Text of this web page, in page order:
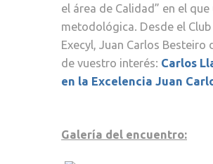
el área de Calidad” en el
metodológica. Desde el
Execyl, Juan Carlos
de vuestro interés: Carlos
en la Excelencia Juan
Galería del encuentro: